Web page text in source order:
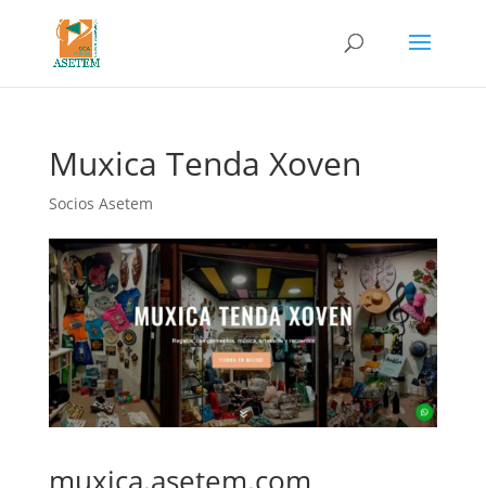
Muxica Tenda Xoven
Socios Asetem